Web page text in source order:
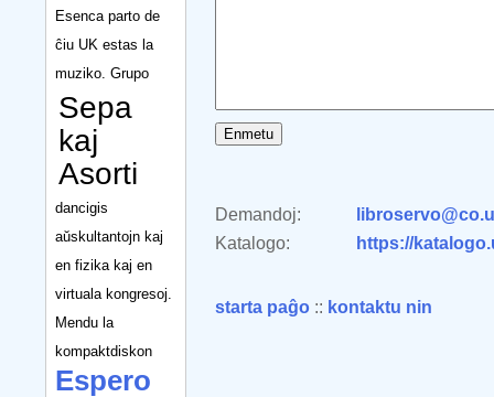
Esenca parto de
ĉiu UK estas la
muziko. Grupo
Sepa
kaj
Asorti
dancigis
aŭskultantojn kaj
en fizika kaj en
virtuala kongresoj.
Mendu la
kompaktdiskon
Espero
Demandoj:
Katalogo:
https://
starta paĝo :: kontaktu nin